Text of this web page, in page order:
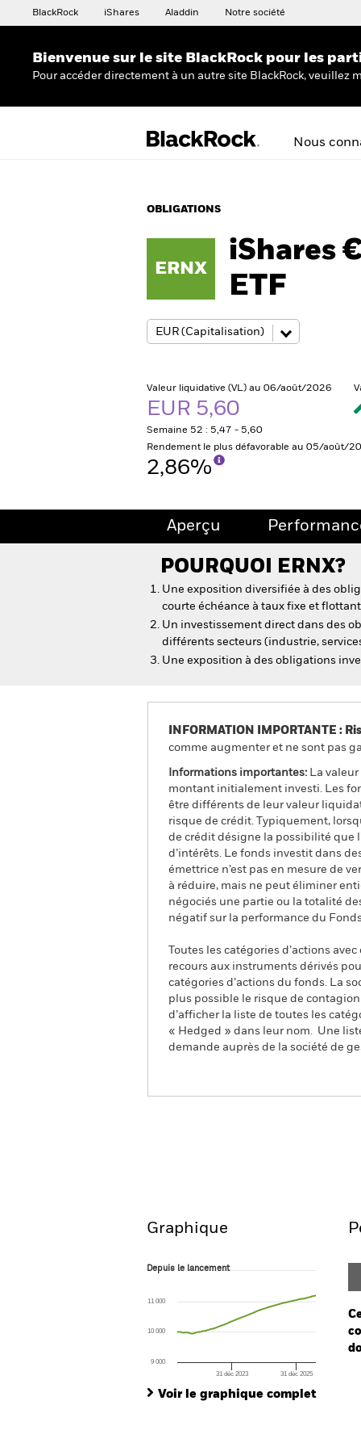
BlackRock iShares Aladdin Notre société
Bienvenue sur le site BlackRock pour les
Pour accéder directement à un autre site BlackRock, veuillez
Nous
OBLIGATIONS
ERNX
iShares
ETF
Valeur liquidative (VL) au 06/août/2026
EUR 5,60
Semaine 52 : 5,47 - 5,60
Rendement le plus défavorable au 05/août/
2,86%
Aperçu
POURQUOI ERNX?
Une exposition diversifiée à des
courte échéance à taux fixe et
Un investissement direct dans des
différents secteurs (industrie,
Une exposition à des obligations
INFORMATION IMPORTANTE :
comme augmenter et ne sont pas
Informations importantes: La
montant initialement investi. Les
être différents de leur valeur
risque de crédit. Typiquement,
de crédit désigne la possibilité que
d’intérêts. Le fonds investit dans
émettrice n’est pas en mesure de
à réduire, mais ne peut éliminer
négociés une partie ou la totalité
négatif sur la performance du
Toutes les catégories d’actions
recours aux instruments dérivés
catégories d’actions du fonds. La
plus possible le risque de
d’afficher la liste de toutes les
« Hedged » dans leur nom. Une
demande auprès de la société de
Graphique
Depuis le lancement
The chart has 1 X axis displaying Time.
The chart has 1 Y axis displaying values.
Depuis le lancement
31 déc 2023 31 déc 2025
9 000
10 000
11 000
Voir le graphique complet